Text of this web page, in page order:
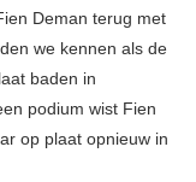
Deman terug met
we kennen als de
baden in
podium wist Fien
op plaat opnieuw in